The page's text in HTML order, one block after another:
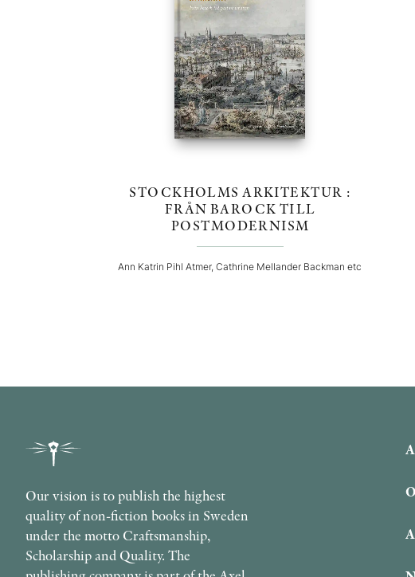
STOCKHOLMS ARKITEKTUR :
FRÅN BAROCK TILL
POSTMODERNISM
Ann Katrin Pihl Atmer, Cathrine Mellander Backman etc
Our vision is to publish the highest
quality of non-fiction books in Sweden
under the motto Craftsmanship,
Scholarship and Quality. The